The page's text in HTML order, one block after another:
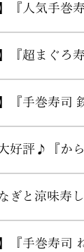
『人気手巻
『超まぐろ
『手巻寿司
評♪『か
ぎと涼味寿
『手巻寿司